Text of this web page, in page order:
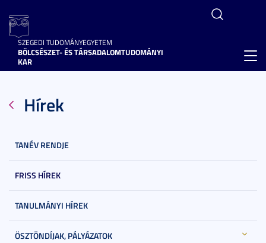
SZEGEDI TUDOMÁNYEGYETEM
BÖLCSÉSZET- ÉS TÁRSADALOMTUDOMÁNYI
KAR
Hírek
TANÉV RENDJE
FRISS HÍREK
TANULMÁNYI HÍREK
ÖSZTÖNDÍJAK, PÁLYÁZATOK